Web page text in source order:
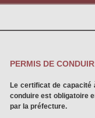
PERMIS DE
Le certificat de capacité
conduire est obligatoire
par la préfecture.